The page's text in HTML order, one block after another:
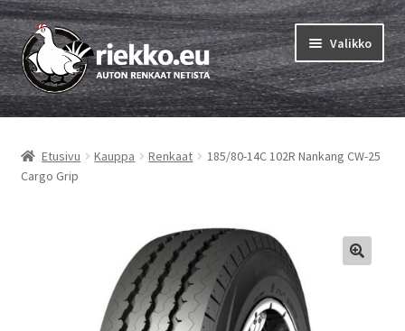
Siirry
navigointiin
Siirry
sisältöön
Valikko
Etusivu
Vinkit & ohjeet
Etusivu Kauppa Renkaat
185/80-14C 102R Nankang CW-25
Cargo Grip